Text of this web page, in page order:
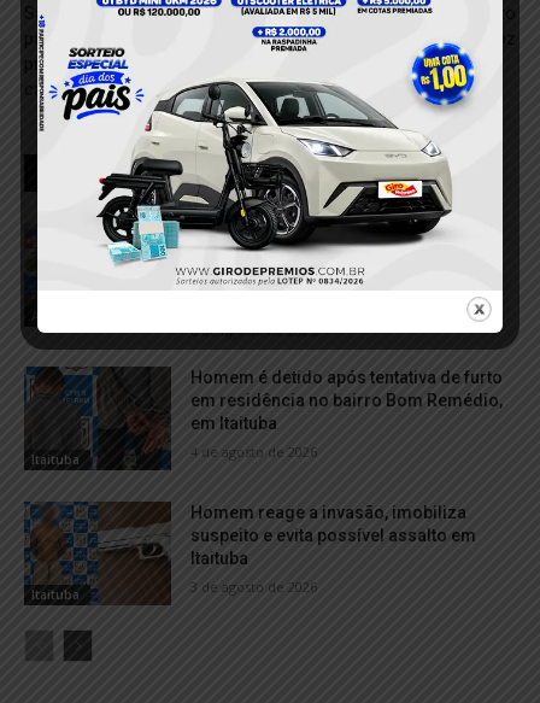
Saiba quais são os
patrocínios estratégicos das
principais bandeiras de
cartão de crédito do mundo
Roubo em Estabelecimento
Comercial em Porto de Moz
RELACIONADOS
Dois homens são conduzidos à
delegacia por suspeita de fornecer
bebida alcoólica a adolescentes em
6 de agosto de 2026
Itaituba
Homem é detido após tentativa de furto
em residência no bairro Bom Remédio,
em Itaituba
4 de agosto de 2026
Itaituba
Homem reage a invasão, imobiliza
suspeito e evita possível assalto em
Itaituba
3 de agosto de 2026